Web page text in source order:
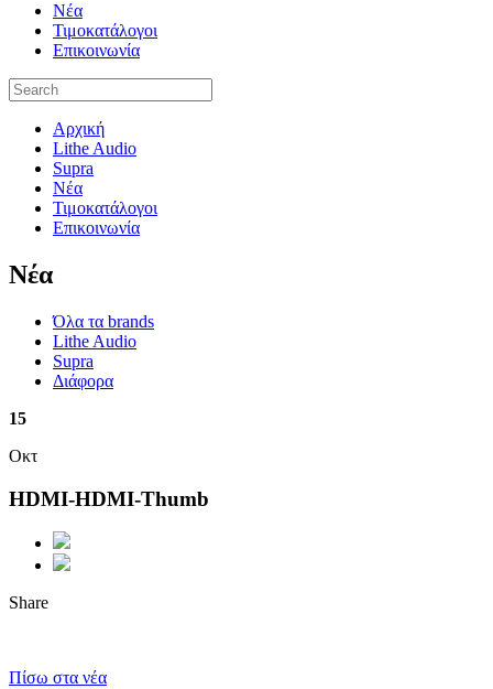
Νέα
Τιμοκατάλογοι
Επικοινωνία
Αρχική
Lithe Audio
Supra
Νέα
Τιμοκατάλογοι
Επικοινωνία
Nέα
Όλα τα brands
Lithe Audio
Supra
Διάφορα
15
Οκτ
HDMI-HDMI-Thumb
Share
Πίσω στα νέα